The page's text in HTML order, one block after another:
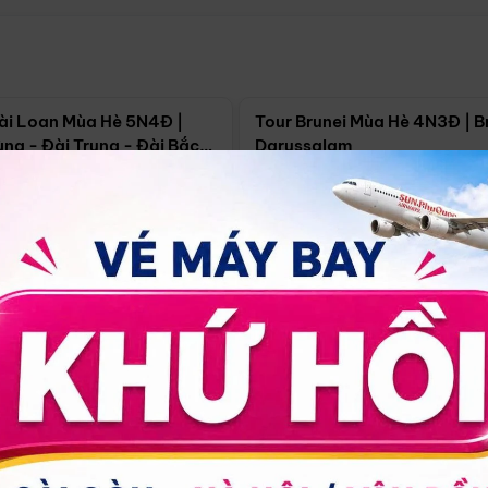
Loan Mùa Hè 5N4Đ |
- Đài Trung - Đài Bắc
18/09
Tour Brunei Mùa Hè 4N3Đ |
Darussalam
Hồ Chí Minh 4N3Đ
30/08 17/09 24/09
14.499.000đ Xem chi